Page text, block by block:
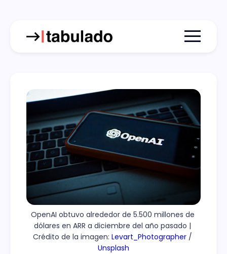
Menu
OpenAI obtuvo alrededor de 5.500 millones de
dólares en ARR a diciembre del año pasado |
Crédito de la imagen: Levart_Photographer
Unsplash